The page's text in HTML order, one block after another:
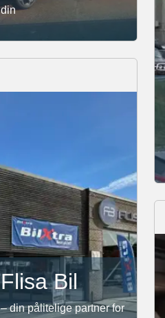
din
Flisa Bil
– din pålitelige partner for